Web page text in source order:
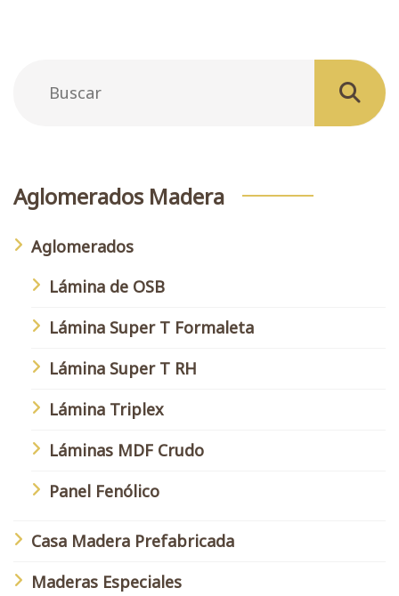
Aglomerados Madera
Aglomerados
Lámina de OSB
Lámina Super T Formaleta
Lámina Super T RH
Lámina Triplex
Láminas MDF Crudo
Panel Fenólico
Casa Madera Prefabricada
Maderas Especiales